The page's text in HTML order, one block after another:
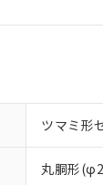
ツマミ形
丸胴形